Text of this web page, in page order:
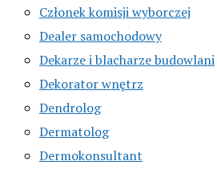
Członek komisji wyborczej
Dealer samochodowy
Dekarze i blacharze budowlani
Dekorator wnętrz
Dendrolog
Dermatolog
Dermokonsultant